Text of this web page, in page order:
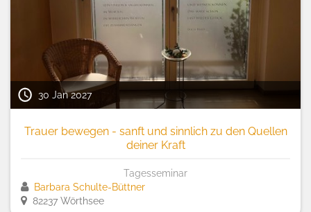
30 Jan 2027
Trauer bewegen - sanft und sinnlich zu den Quellen
deiner Kraft
Tagesseminar
Barbara Schulte-Büttner
82237 Wörthsee